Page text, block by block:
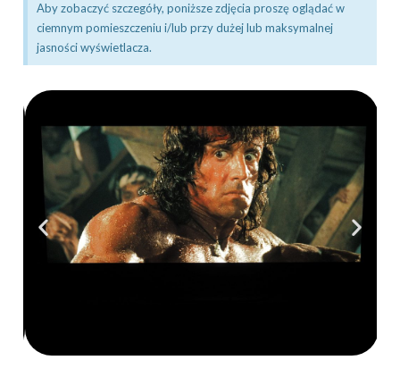
Aby zobaczyć szczegóły, poniższe zdjęcia proszę oglądać w
ciemnym pomieszczeniu i/lub przy dużej lub maksymalnej
jasności wyświetlacza.